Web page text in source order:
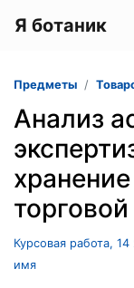
Я ботаник
Предметы
Анализ
Курсовая работа,
имя